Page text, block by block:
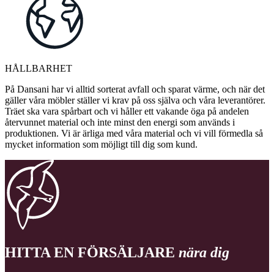
HÅLLBARHET
På Dansani har vi alltid sorterat avfall och sparat värme, och när det
gäller våra möbler ställer vi krav på oss själva och våra leverantörer.
Träet ska vara spårbart och vi håller ett vakande öga på andelen
återvunnet material och inte minst den energi som används i
produktionen. Vi är ärliga med våra material och vi vill förmedla så
mycket information som möjligt till dig som kund.
HITTA EN FÖRSÄLJARE nära dig